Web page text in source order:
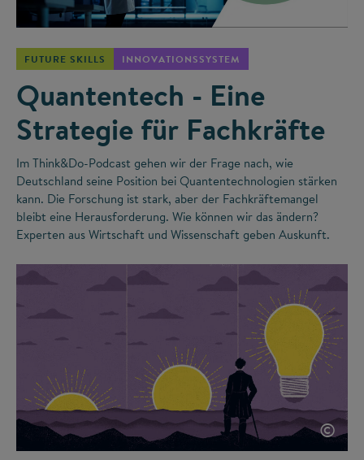
FUTURE SKILLS INNOVATIONSSYSTEM
Quantentech - Eine
Strategie für Fachkräfte
Im Think&Do-Podcast gehen wir der Frage nach, wie
Deutschland seine Position bei Quantentechnologien stärken
kann. Die Forschung ist stark, aber der Fachkräftemangel
bleibt eine Herausforderung. Wie können wir das ändern?
Experten aus Wirtschaft und Wissenschaft geben Auskunft.
©